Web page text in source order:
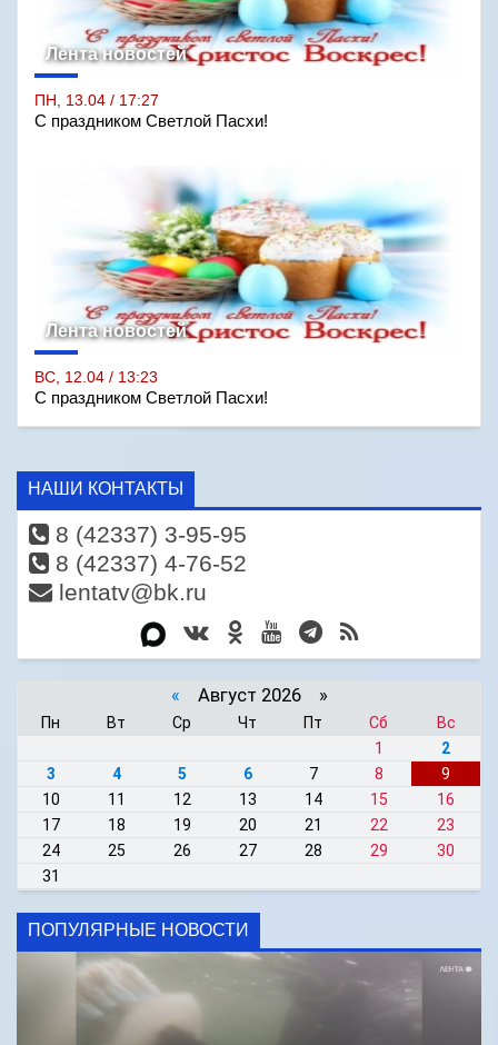
Лента новостей
ПН, 13.04 / 17:27
С праздником Светлой Пасхи!
Лента новостей
ВС, 12.04 / 13:23
С праздником Светлой Пасхи!
НАШИ КОНТАКТЫ
8 (42337) 3-95-95
8 (42337) 4-76-52
lentatv@bk.ru
« Август 2026 »
Пн Вт Ср Чт Пт Сб
Вс
1
2
3
4 5 6 7 8
9
10
11 12 13 14 15
16
17
18 19 20 21 22
23
24
25 26 27 28 29
30
31
ПОПУЛЯРНЫЕ НОВОСТИ